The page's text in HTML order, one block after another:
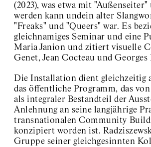
(2023), was etwa mit "Außenseiter"
werden kann undein alter
"Freaks" und "Queers" war. Es
gleichnamiges Seminar und eine
Maria Janion und zitiert visuelle
Genet, Jean Cocteau und Georges
Die Installation dient gleichzeitig
das öffentliche Programm, das von
als integraler Bestandteil der
Anlehnung an seine langjährige
transnationalen Community
konzipiert worden ist.
Gruppe seiner gleichgesinnten